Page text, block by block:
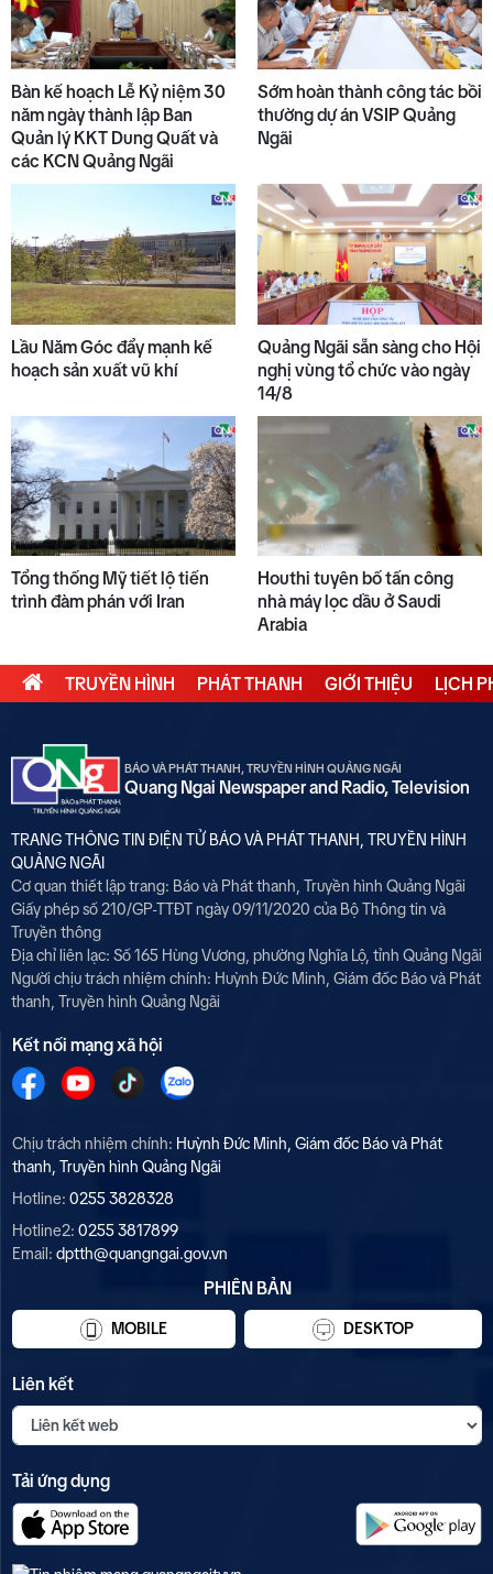
Bàn kế hoạch Lễ Kỷ niệm 30
năm ngày thành lập Ban
Quản lý KKT Dung Quất và
các KCN Quảng Ngãi
Sớm hoàn thành công tác bồi
thường dự án VSIP Quảng
Ngãi
Lầu Năm Góc đẩy mạnh kế
hoạch sản xuất vũ khí
Quảng Ngãi sẵn sàng cho Hội
nghị vùng tổ chức vào ngày
14/8
Tổng thống Mỹ tiết lộ tiến
trình đàm phán với Iran
Houthi tuyên bố tấn công
nhà máy lọc dầu ở Saudi
Arabia
TRUYỀN HÌNH PHÁT THANH GIỚI THIỆU LỊCH
BÁO VÀ PHÁT THANH, TRUYỀN HÌNH QUẢNG NGÃI
Quang Ngai Newspaper and Radio, Television
TRANG THÔNG TIN ĐIỆN TỬ BÁO VÀ PHÁT THANH, TRUYỀN HÌNH
QUẢNG NGÃI
Cơ quan thiết lập trang: Báo và Phát thanh, Truyền hình Quảng Ngãi
Giấy phép số 210/GP-TTĐT ngày 09/11/2020 của Bộ Thông tin và
Truyền thông
Địa chỉ liên lạc: Số 165 Hùng Vương, phường Nghĩa Lộ, tỉnh Quảng Ngãi
Người chịu trách nhiệm chính: Huỳnh Đức Minh, Giám đốc Báo và Phát
thanh, Truyền hình Quảng Ngãi
Kết nối mạng xã hội
Chịu trách nhiệm chính: Huỳnh Đức Minh, Giám đốc Báo và Phát
thanh, Truyền hình Quảng Ngãi
Hotline: 0255 3828328
Hotline2: 0255 3817899
Email: dptth@quangngai.gov.vn
PHIÊN BẢN
MOBILE DESKTOP
Liên kết
Tải ứng dụng